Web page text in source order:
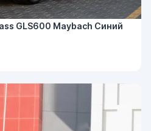
GLS600 Maybach Синий